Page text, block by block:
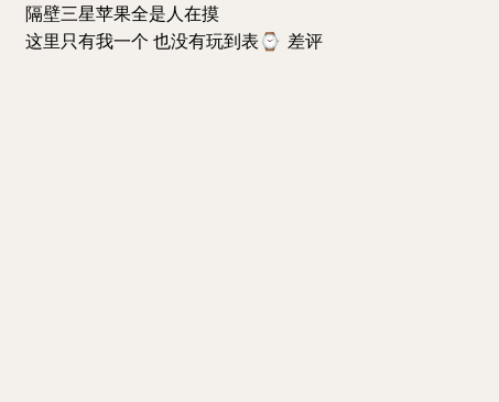
隔壁三星苹果全是人在摸
这里只有我一个 也没有玩到表⌚ 差评